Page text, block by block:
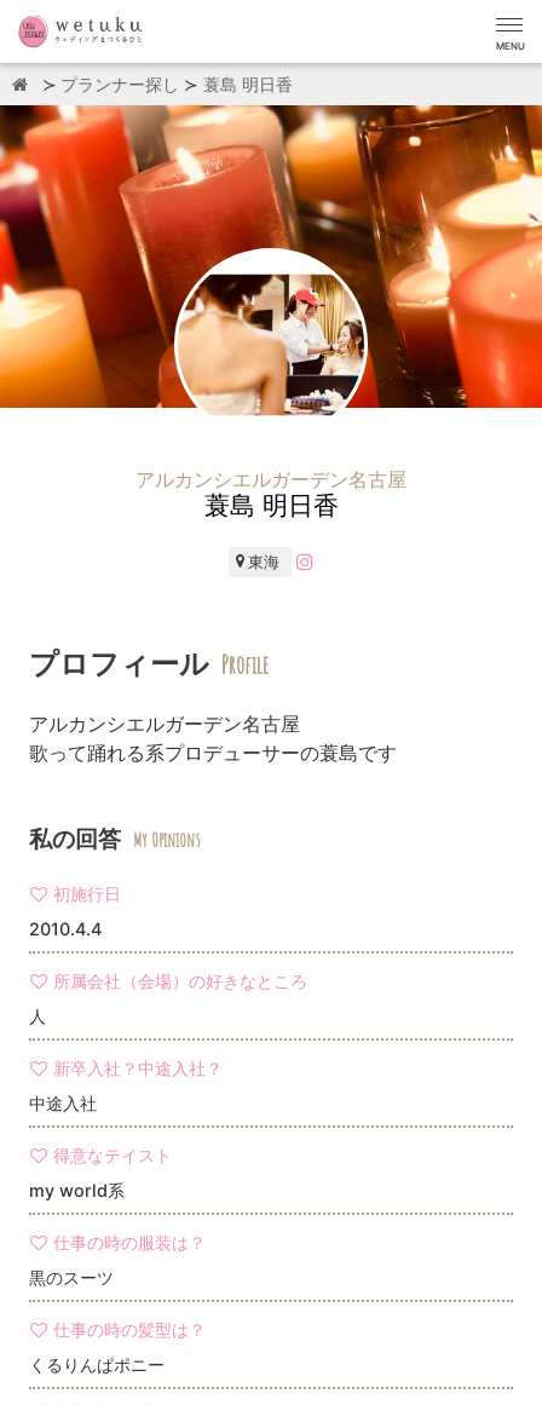
MENU
プランナー探し 蓑島 明日香
アルカンシエルガーデン名古屋
蓑島 明日香
東海
プロフィール Profile
アルカンシエルガーデン名古屋
歌って踊れる系プロデューサーの蓑島です
私の回答 My Opinions
初施行日
2010.4.4
所属会社（会場）の好きなところ
人
新卒入社？中途入社？
中途入社
得意なテイスト
my world系
仕事の時の服装は？
黒のスーツ
仕事の時の髪型は？
くるりんぱポニー